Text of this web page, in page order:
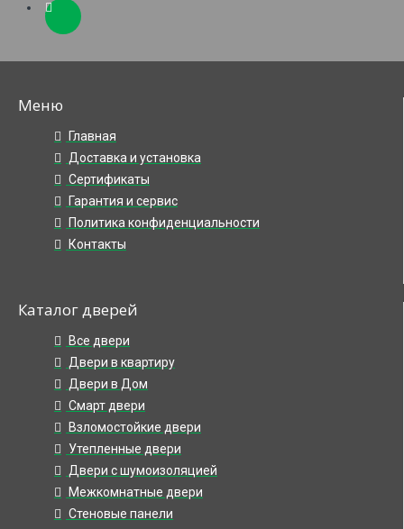
Меню
Главная
Доставка и установка
Сертификаты
Гарантия и сервис
Политика конфиденциальности
Контакты
Каталог дверей
Все двери
Двери в квартиру
Двери в Дом
Смарт двери
Взломостойкие двери
Утепленные двери
Двери с шумоизоляцией
Межкомнатные двери
Стеновые панели